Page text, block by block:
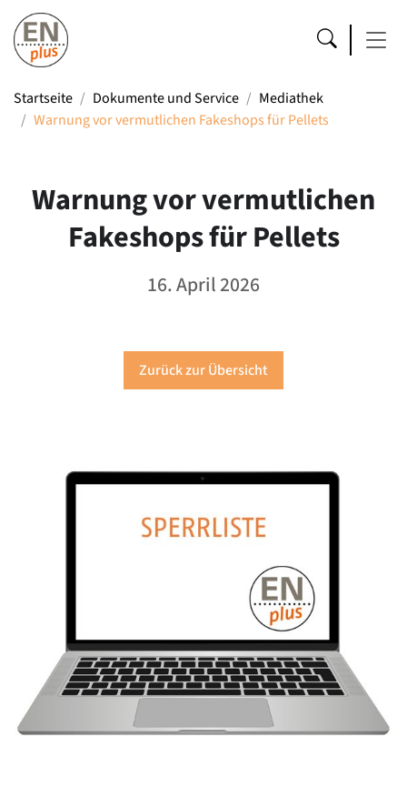
Startseite Dokumente und Service
Mediathek
Warnung vor vermutlichen Fakeshops für Pellets
Warnung vor vermutlichen
Fakeshops für Pellets
16. April 2026
Zurück zur Übersicht